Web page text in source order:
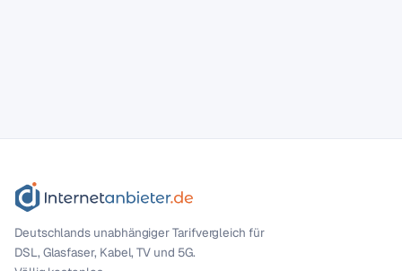
Deutschlands unabhängiger Tarif­vergleich für
DSL, Glasfaser, Kabel, TV und 5G.